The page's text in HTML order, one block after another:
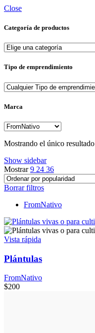
Close
Categoría de productos
Tipo de emprendimiento
Marca
Mostrando el único resultado
Show sidebar
Mostrar9 24 36
Borrar filtros
FromNativo
Vista rápida
Plántulas
FromNativo
$200